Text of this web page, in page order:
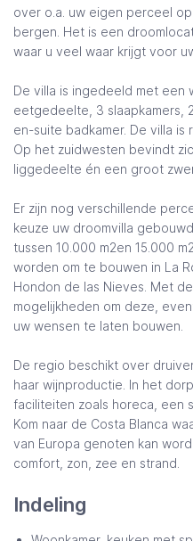
over o.a. uw eigen perceel
bergen. Het is een
waar u veel waar krijgt voor
De villa is ingedeeld met een
eetgedeelte, 3 slaapkamers,
en-suite badkamer. De villa is
Op het zuidwesten bevindt
liggedeelte én een groot
Er zijn nog verschillende
keuze uw droomvilla
tussen 10.000 m2en 15.000
worden om te bouwen in La
Hondon de las Nieves. Met
mogelijkheden om deze,
uw wensen te laten bouwen.
De regio beschikt over
haar wijnproductie. In het
faciliteiten zoals horeca, een
Kom naar de Costa Blanca
van Europa genoten kan
comfort, zon, zee en strand.
Indeling